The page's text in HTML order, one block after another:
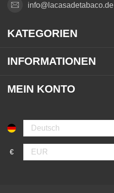
info@lacasadetabaco.de
KATEGORIEN
INFORMATIONEN
MEIN KONTO
€